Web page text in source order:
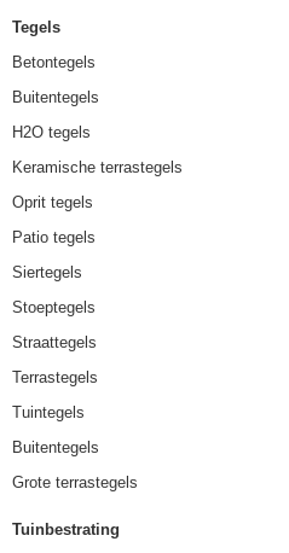
Tegels
Betontegels
Buitentegels
H2O tegels
Keramische terrastegels
Oprit tegels
Patio tegels
Siertegels
Stoeptegels
Straattegels
Terrastegels
Tuintegels
Buitentegels
Grote terrastegels
Tuinbestrating